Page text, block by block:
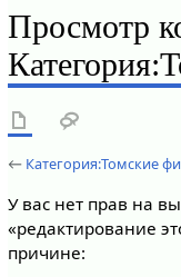
Просмотр
← Категория:Томские
У вас нет прав на
«редактирование
причине: